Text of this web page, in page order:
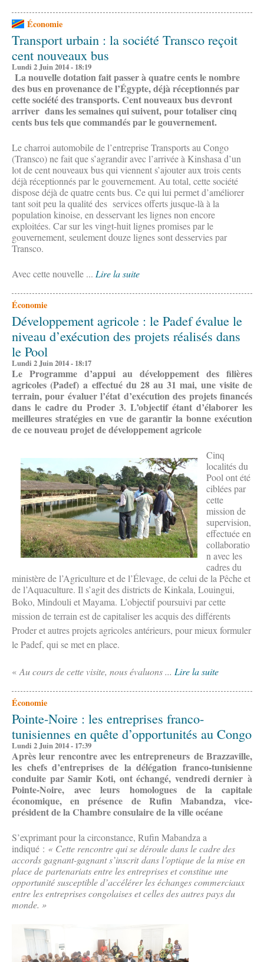
Économie
Transport urbain : la société Transco reçoit
cent nouveaux bus
Lundi 2 Juin 2014 - 18:19
La nouvelle dotation fait passer à quatre cents le nombre
des bus en provenance de l’Égypte, déjà réceptionnés par
cette société des transports. Cent nouveaux bus devront
arriver dans les semaines qui suivent, pour totaliser cinq
cents bus tels que commandés par le gouvernement.
Le charroi automobile de l’entreprise Transports au Congo
(Transco) ne fait que s’agrandir avec l’arrivée à Kinshasa d’un
lot de cent nouveaux bus qui viennent s’ajouter aux trois cents
déjà réceptionnés par le gouvernement. Au total, cette société
dispose déjà de quatre cents bus. Ce qui lui permet d’améliorer
tant soit peu la qualité des services offerts jusque-là à la
population kinoise, en desservant les lignes non encore
exploitées. Car sur les vingt-huit lignes promises par le
gouvernement, seulement douze lignes sont desservies par
Transco.
Avec cette nouvelle ... Lire la suite
Économie
Développement agricole : le Padef évalue le
niveau d’exécution des projets réalisés dans
le Pool
Lundi 2 Juin 2014 - 18:17
Le Programme d’appui au développement des filières
agricoles (Padef) a effectué du 28 au 31 mai, une visite de
terrain, pour évaluer l’état d’exécution des projets financés
dans le cadre du Proder 3. L’objectif étant d’élaborer les
meilleures stratégies en vue de garantir la bonne exécution
de ce nouveau projet de développement agricole
Cinq
localités du
Pool ont été
ciblées par
cette
mission de
supervision,
effectuée en
collaboratio
n avec les
cadres du
ministère de l’Agriculture et de l’Élevage, de celui de la Pêche et
de l’Aquaculture. Il s’agit des districts de Kinkala, Louingui,
Boko, Mindouli et Mayama. L’objectif poursuivi par cette
mission de terrain est de capitaliser les acquis des différents
Proder et autres projets agricoles antérieurs, pour mieux formuler
le Padef, qui se met en place.
« Au cours de cette visite, nous évaluons ... Lire la suite
Économie
Pointe-Noire : les entreprises franco-
tunisiennes en quête d’opportunités au Congo
Lundi 2 Juin 2014 - 17:39
Après leur rencontre avec les entrepreneurs de Brazzaville,
les chefs d’entreprises de la délégation franco-tunisienne
conduite par Samir Koti, ont échangé, vendredi dernier à
Pointe-Noire, avec leurs homologues de la capitale
économique, en présence de Rufin Mabandza, vice-
président de la Chambre consulaire de la ville océane
S’exprimant pour la circonstance, Rufin Mabandza a
indiqué : « Cette rencontre qui se déroule dans le cadre des
accords gagnant-gagnant s’inscrit dans l’optique de la mise en
place de partenariats entre les entreprises et constitue une
opportunité susceptible d’accélérer les échanges commerciaux
entre les entreprises congolaises et celles des autres pays du
monde. »